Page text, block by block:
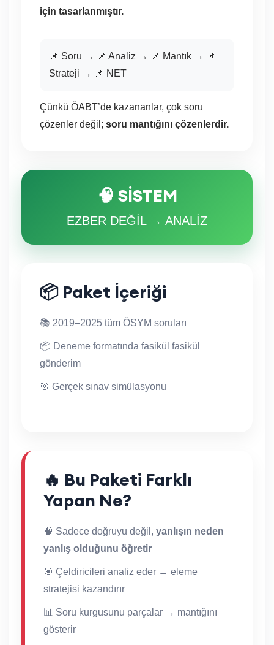
için tasarlanmıştır.
📌 Soru → 📌 Analiz → 📌 Mantık → 📌
Strateji → 📌 NET
Çünkü ÖABT’de kazananlar, çok soru
çözenler değil; soru mantığını çözenlerdir.
🧠 SİSTEM
EZBER DEĞİL → ANALİZ
📦 Paket İçeriği
📚 2019–2025 tüm ÖSYM soruları
📦 Deneme formatında fasikül fasikül
gönderim
🎯 Gerçek sınav simülasyonu
🔥 Bu Paketi Farklı
Yapan Ne?
🧠 Sadece doğruyu değil, yanlışın neden
yanlış olduğunu öğretir
🎯 Çeldiricileri analiz eder → eleme
stratejisi kazandırır
📊 Soru kurgusunu parçalar → mantığını
gösterir